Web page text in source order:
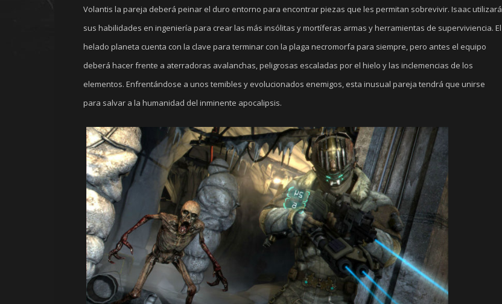
Volantis la pareja deberá peinar el duro entorno para encontrar piezas que les permitan sobrevivir. Isaac utilizará
sus habilidades en ingeniería para crear las más insólitas y mortíferas armas y herramientas de superviviencia. El
helado planeta cuenta con la clave para terminar con la plaga necromorfa para siempre, pero antes el equipo
deberá hacer frente a aterradoras avalanchas, peligrosas escaladas por el hielo y las inclemencias de los
elementos. Enfrentándose a unos temibles y evolucionados enemigos, esta inusual pareja tendrá que unirse
para salvar a la humanidad del inminente apocalipsis.